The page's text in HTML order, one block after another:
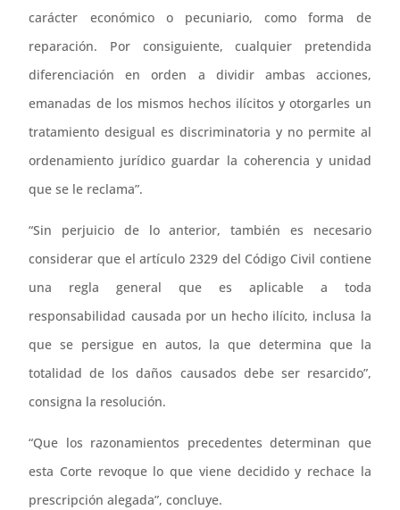
carácter económico o pecuniario, como forma de
reparación. Por consiguiente, cualquier pretendida
diferenciación en orden a dividir ambas acciones,
emanadas de los mismos hechos ilícitos y otorgarles un
tratamiento desigual es discriminatoria y no permite al
ordenamiento jurídico guardar la coherencia y unidad
que se le reclama”.
“Sin perjuicio de lo anterior, también es necesario
considerar que el artículo 2329 del Código Civil contiene
una regla general que es aplicable a toda
responsabilidad causada por un hecho ilícito, inclusa la
que se persigue en autos, la que determina que la
totalidad de los daños causados debe ser resarcido”,
consigna la resolución.
“Que los razonamientos precedentes determinan que
esta Corte revoque lo que viene decidido y rechace la
prescripción alegada”, concluye.